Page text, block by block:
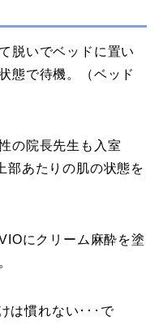
脱いでベッドに置い
態で待機。（ベッド
の院長先生も入室
部あたりの肌の状態を
にクリーム麻酔を塗
は慣れない･･･で